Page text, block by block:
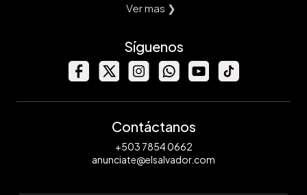
Ver mas ❯
Síguenos
Contáctanos
+503 7854 0662
anunciate@elsalvador.com